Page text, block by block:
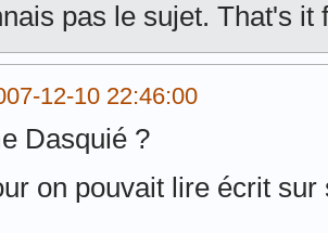
pas le sujet. That's it
12-10 22:46:00
Dasquié ?
on pouvait lire écrit